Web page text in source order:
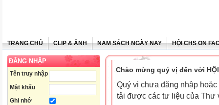
TRANG CHỦ CLIP & ẢNH NAM SÁCH NGÀY NAY HỘI CHS ON
ĐĂNG NHẬP
Tên truy nhập
Mật khẩu
Ghi nhớ
Chào mừng quý vị đến với HỘI
Quý vị chưa đăng nhập
tải được các tư liệu của Thư